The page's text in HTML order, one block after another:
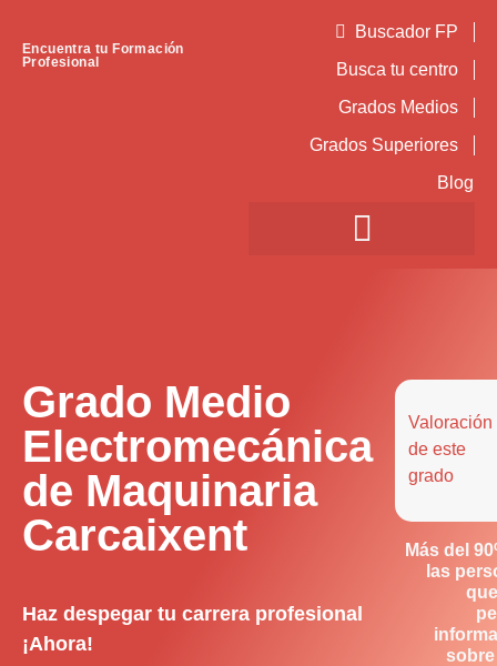
Encuentra tu Formación
Profesional
Buscador FP
Busca tu centro
Grados Medios
Grados Superiores
Blog
Grado Medio
Electromecánica
de Maquinaria
Carcaixent
Haz despegar tu carrera profesional
¡Ahora!
Valoración
de este
grado
Más del
las